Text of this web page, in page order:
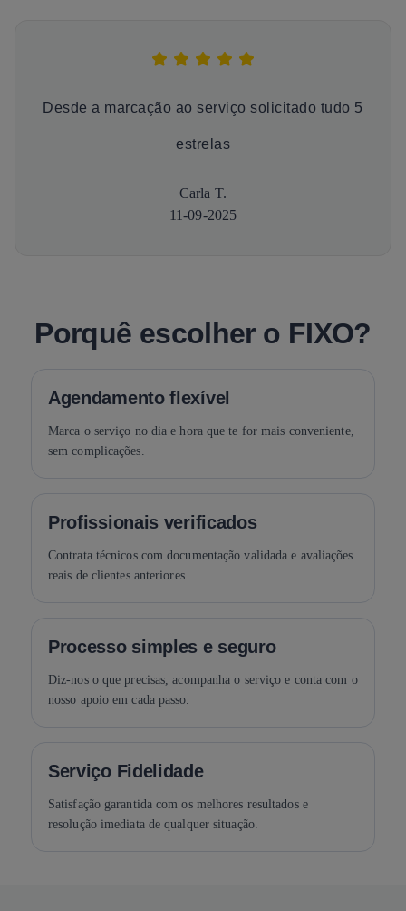
Desde a marcação ao serviço solicitado tudo 5
estrelas
Carla T.
11-09-2025
Porquê escolher o FIXO?
Agendamento flexível
Marca o serviço no dia e hora que te for mais conveniente,
sem complicações.
Profissionais verificados
Contrata técnicos com documentação validada e avaliações
reais de clientes anteriores.
Processo simples e seguro
Diz-nos o que precisas, acompanha o serviço e conta com o
nosso apoio em cada passo.
Serviço Fidelidade
Satisfação garantida com os melhores resultados e
resolução imediata de qualquer situação.